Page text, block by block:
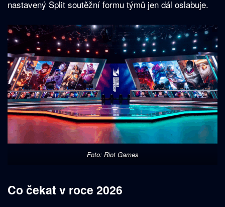
nastavený Split soutěžní formu týmů jen dál oslabuje.
Foto: Riot Games
Co čekat v roce 2026